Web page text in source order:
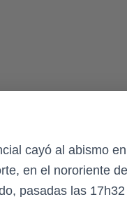
cayó al abismo
en el nororiente
pasadas las